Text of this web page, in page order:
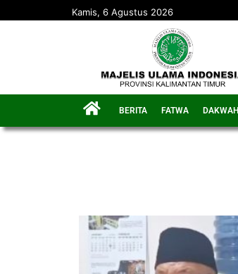
Kamis, 6 Agustus 2026
BERITA FATWA DAKWAH